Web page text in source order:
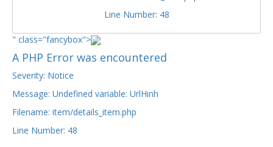
Line Number: 48
" class="fancybox">
A PHP Error was encountered
Severity: Notice
Message: Undefined variable: UrlHinh
Filename: item/details_item.php
Line Number: 48